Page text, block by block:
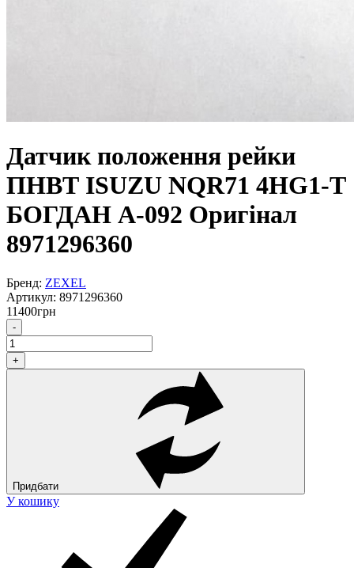
Датчик положення рейки
ПНВТ ISUZU NQR71 4HG1-T
БОГДАН А-092 Оригінал
8971296360
Бренд: ZEXEL
Артикул: 8971296360
11400грн
-
+
Придбати
У кошику